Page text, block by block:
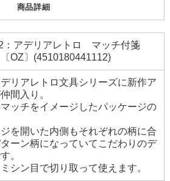
商品詳細
：アデリアレトロ マッチ付箋
OZ〕(4510180441112)
リアレトロ文具シリーズに新作ア
間入り。
ッチをイメージしたパッケージの
を開いた内側もそれぞれの柄に合
ーン柄になっていてこだわりのデ
。
シン目で切り取って使えます。